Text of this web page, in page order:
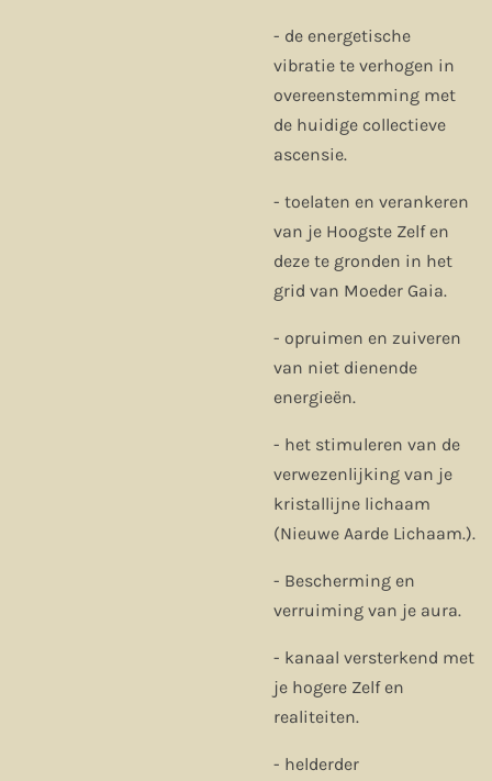
- de energetische
vibratie te verhogen in
overeenstemming met
de huidige collectieve
ascensie.
- toelaten en verankeren
van je Hoogste Zelf en
deze te gronden in het
grid van Moeder Gaia.
- opruimen en zuiveren
van niet dienende
energieën.
- het stimuleren van de
verwezenlijking van je
kristallijne lichaam
(Nieuwe Aarde Lichaam.).
- Bescherming en
verruiming van je aura.
- kanaal versterkend met
je hogere Zelf en
realiteiten.
- helderder